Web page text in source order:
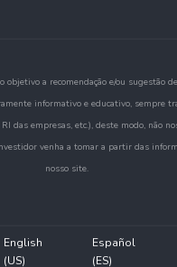
a recomendação e/ou sugestão
informativo e educativo, sempre
das empresas, etc.), deste modo, não
venha a tomar a partir das
nosso site.
English
(US)
Español
(ES)